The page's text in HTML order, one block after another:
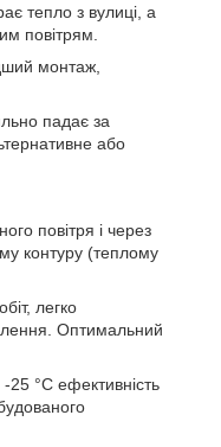
тепло з вулиці, а
повітрям.
монтаж,
падає за
або
повітря і через
контуру (теплому
легко
Оптимальний
°C ефективність